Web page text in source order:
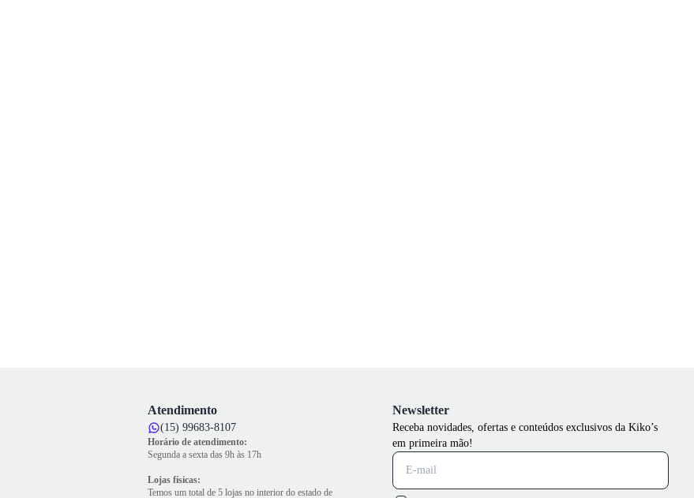
Atendimento
(15) 99683-8107
Horário de atendimento:
Segunda a sexta das 9h às 17h
Lojas físicas:
Temos um total de 5 lojas no interior do estado de
Newsletter
Receba novidades, ofertas e conteúdos exclusivos da Kiko’s
em primeira mão!